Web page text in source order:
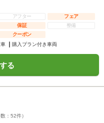
アフター
フェア
保証
整備
クーポン
購入プラン付き車両
る
： 52件）